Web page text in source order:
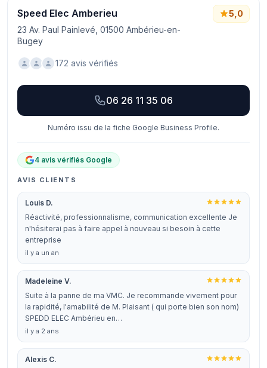
Speed Elec Amberieu
23 Av. Paul Painlevé, 01500 Ambérieu-en-
Bugey
5,0
172 avis vérifiés
06 26 11 35 06
Numéro issu de la fiche Google Business Profile.
4 avis vérifiés Google
AVIS CLIENTS
Louis D.
Réactivité, professionnalisme, communication excellente Je
n'hésiterai pas à faire appel à nouveau si besoin à cette
entreprise
il y a un an
Madeleine V.
Suite à la panne de ma VMC. Je recommande vivement pour
la rapidité, l'amabilité de M. Plaisant ( qui porte bien son nom)
SPEDD ELEC Ambérieu en…
il y a 2 ans
Alexis C.